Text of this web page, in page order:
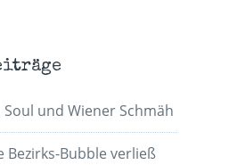
Soul und Wiener Schmäh
Bezirks-Bubble verließ